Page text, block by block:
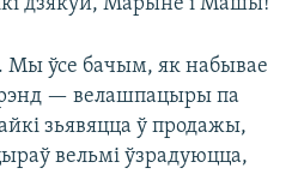
Мы ўсе бачым, як набывае
— велашпацыры па
зьявяцца ў продажы,
вельмі ўзрадуюцца,